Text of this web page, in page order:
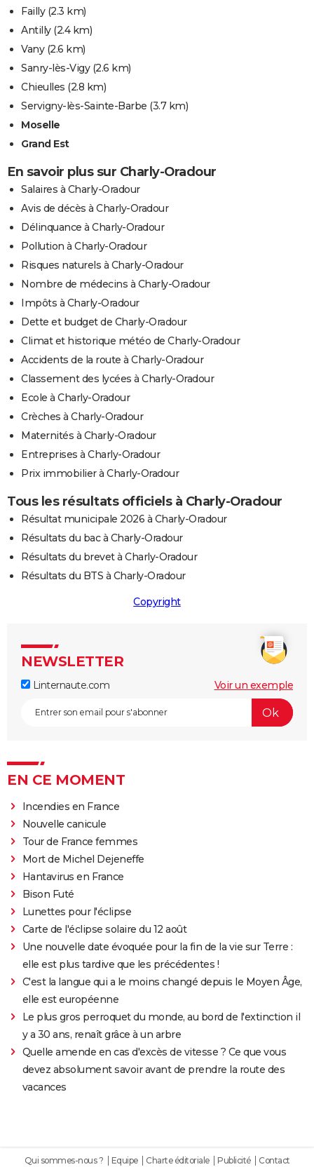
Failly(2.3 km)
Antilly(2.4 km)
Vany(2.6 km)
Sanry-lès-Vigy(2.6 km)
Chieulles (2.8 km)
Servigny-lès-Sainte-Barbe (3.7 km)
Moselle
Grand Est
En savoir plus sur Charly-Oradour
Salaires à Charly-Oradour
Avis de décès à Charly-Oradour
Délinquance à Charly-Oradour
Pollution à Charly-Oradour
Risques naturels à Charly-Oradour
Nombre de médecins à Charly-Oradour
Impôts à Charly-Oradour
Dette et budget de Charly-Oradour
Climat et historique météo de Charly-Oradour
Accidents de la route à Charly-Oradour
Classement des lycées à Charly-Oradour
Ecole à Charly-Oradour
Crèches à Charly-Oradour
Maternités à Charly-Oradour
Entreprises à Charly-Oradour
Prix immobilier à Charly-Oradour
Tous les résultats officiels à Charly-Oradour
Résultat municipale 2026 à Charly-Oradour
Résultats du bac à Charly-Oradour
Résultats du brevet à Charly-Oradour
Résultats du BTS à Charly-Oradour
Copyright
NEWSLETTER
Linternaute.com Voir un exemple
EN CE MOMENT
Incendies en France
Nouvelle canicule
Tour de France femmes
Mort de Michel Dejeneffe
Hantavirus en France
Bison Futé
Lunettes pour l'éclipse
Carte de l'éclipse solaire du 12 août
Une nouvelle date évoquée pour la fin de la vie sur Terre :
elle est plus tardive que les précédentes !
C'est la langue qui a le moins changé depuis le Moyen Âge,
elle est européenne
Le plus gros perroquet du monde, au bord de l'extinction il
y a 30 ans, renaît grâce à un arbre
Quelle amende en cas d'excès de vitesse ? Ce que vous
devez absolument savoir avant de prendre la route des
vacances
Qui sommes-nous ? Equipe Charte éditoriale Publicité Contact